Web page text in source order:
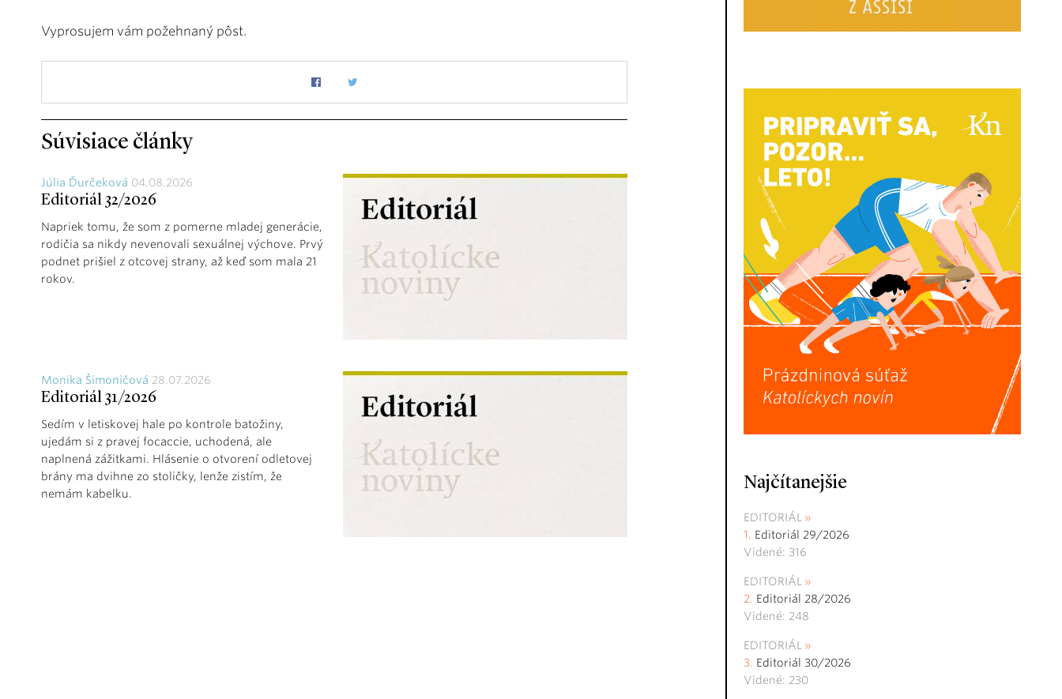
Vyprosujem vám požehnaný pôst.
Súvisiace články
Júlia Ďurčeková 04.08.2026
Editoriál 32/2026
Napriek tomu, že som z pomerne mladej generácie,
rodičia sa nikdy nevenovali sexuálnej výchove. Prvý
podnet prišiel z otcovej strany, až keď som mala 21
rokov.
Monika Šimoničová 28.07.2026
Editoriál 31/2026
Sedím v letiskovej hale po kontrole batožiny,
ujedám si z pravej focaccie, uchodená, ale
naplnená zážitkami. Hlásenie o otvorení odletovej
brány ma dvihne zo stoličky, lenže zistím, že
nemám kabelku.
Najčítanejšie
EDITORIÁL
Editoriál 29/2026
Videné: 316
EDITORIÁL
Editoriál 28/2026
Videné: 248
EDITORIÁL
Editoriál 30/2026
Videné: 230